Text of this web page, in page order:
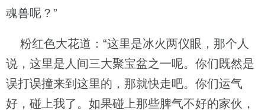
魂兽呢？”
粉红色大花道：“这里是冰火两仪眼，那个人
说，这里是人间三大聚宝盆之一呢。你们既然是
误打误撞来到这里的，那就快走吧。你们运气
好，碰上我了。如果碰上那些脾气不好的家伙，